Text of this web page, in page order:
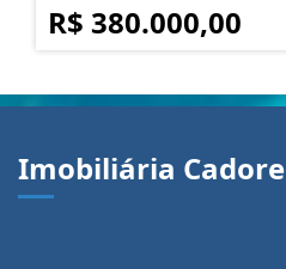
R$ 380.000,00
Imobiliária Cadore